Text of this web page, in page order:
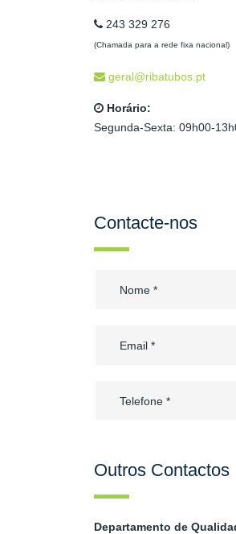
243 329 276
(Chamada para a rede fixa nacional)
geral@ribatubos.pt
Horário:
Segunda-Sexta: 09h00-
Contacte-nos
Outros Contactos
Departamento de